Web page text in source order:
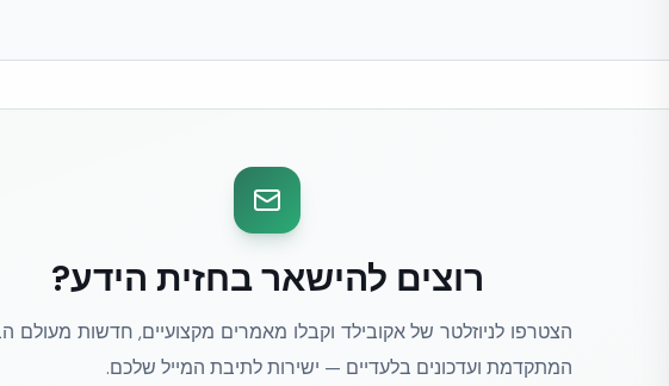
רוצים להישאר בחזית הידע?
הצטרפו לניוזלטר של אקובילד וקבלו מאמרים מקצועיים, חדשות מעולם
המתקדמת ועדכונים בלעדיים — ישירות לתיבת המייל שלכם.